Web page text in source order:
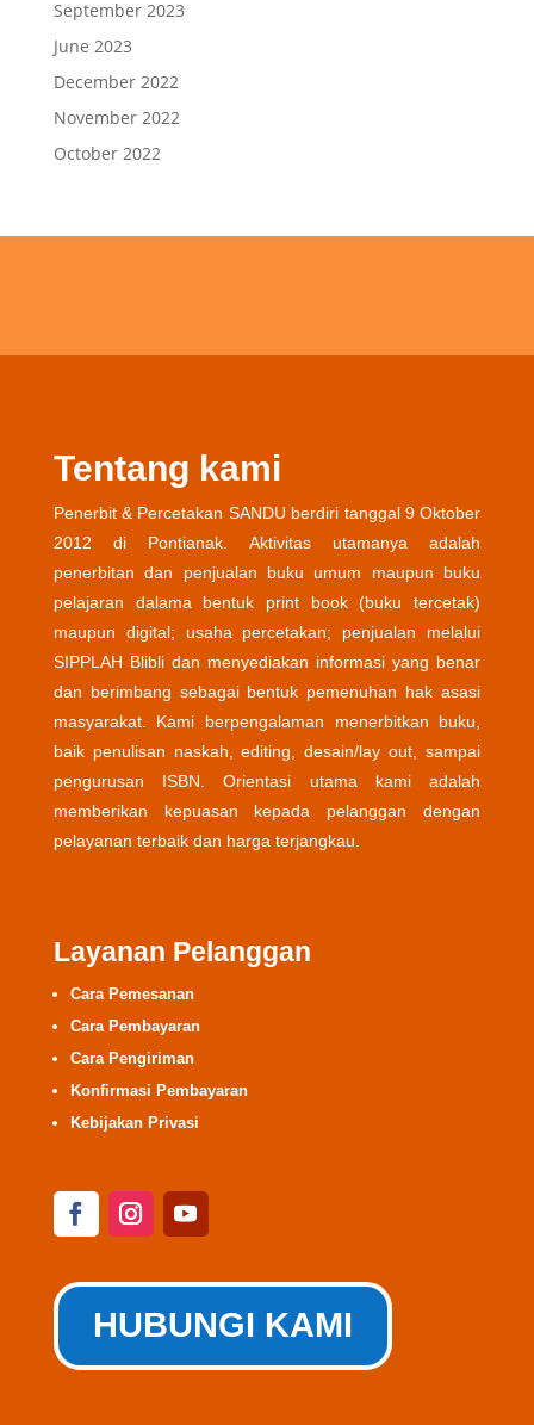
September 2023
June 2023
December 2022
November 2022
October 2022
Tentang kami
Penerbit & Percetakan SANDU berdiri tanggal 9 Oktober
2012 di Pontianak. Aktivitas utamanya adalah
penerbitan dan penjualan buku umum maupun buku
pelajaran dalama bentuk print book (buku tercetak)
maupun digital; usaha percetakan; penjualan melalui
SIPPLAH Blibli dan menyediakan informasi yang benar
dan berimbang sebagai bentuk pemenuhan hak asasi
masyarakat. Kami berpengalaman menerbitkan buku,
baik penulisan naskah, editing, desain/lay out, sampai
pengurusan ISBN. Orientasi utama kami adalah
memberikan kepuasan kepada pelanggan dengan
pelayanan terbaik dan harga terjangkau.
Layanan Pelanggan
Cara Pemesanan
Cara Pembayaran
Cara Pengiriman
Konfirmasi Pembayaran
Kebijakan Privasi
HUBUNGI KAMI